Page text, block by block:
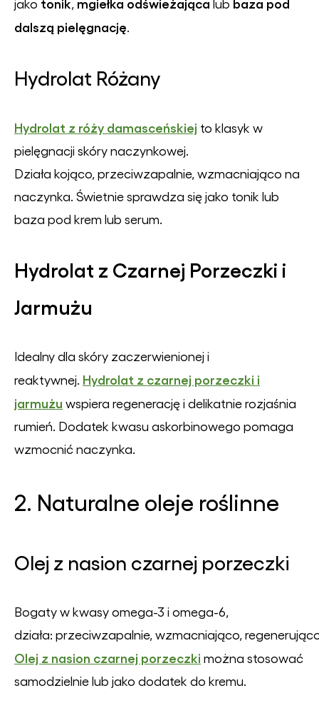
jako lub
dalszą pielęgnację
Hydrolat Różany
Hydrolat z róży damasceńskiej to klasyk w
pielęgnacji skóry naczynkowej.
Działa kojąco, przeciwzapalnie, wzmacniająco na
naczynka. Świetnie sprawdza się jako tonik lub
baza pod krem lub serum.
Hydrolat z Czarnej Porzeczki i
Jarmużu
Idealny dla skóry zaczerwienionej i
reaktywnej. Hydrolat z czarnej porzeczki i
jarmużu wspiera regenerację i delikatnie rozjaśnia
rumień. Dodatek kwasu askorbinowego pomaga
wzmocnić naczynka.
2. Naturalne oleje roślinne
Olej z nasion czarnej porzeczki
Bogaty w kwasy omega-3 i omega-6,
działa: przeciwzapalnie, wzmacniająco,
Olej z nasion czarnej porzeczki można stosować
samodzielnie lub jako dodatek do kremu.